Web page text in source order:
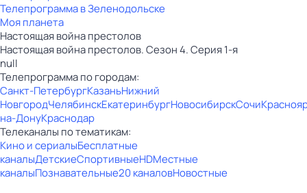
Телепрограмма в Зеленодольске
Моя планета
Настоящая война престолов
Настоящая война престолов. Сезон 4. Серия 1-я
null
Телепрограмма по городам:
Санкт-ПетербургКазаньНижний
НовгородЧелябинскЕкатеринбургНовосибирскСочи
на-ДонуКраснодар
Телеканалы по тематикам:
Кино и сериалыБесплатные
каналыДетскиеСпортивныеHDМестные
каналыПознавательные20 каналовНовостные